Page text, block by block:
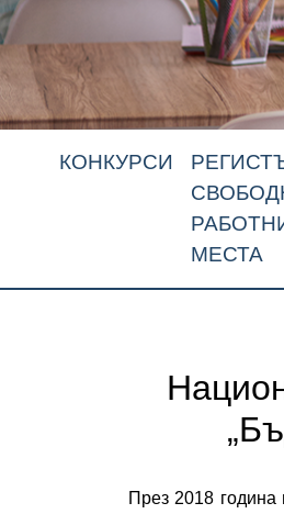
КОНКУРСИ
МЕСТА
През 2018 година